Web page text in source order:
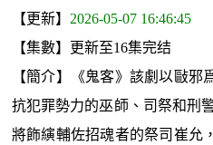
【更新】 2026-05-07 16:46:45
【集數】更新至16集完结
【簡介】《鬼客》該劇以敺
抗犯罪勢力的巫師、司祭和
將飾縯輔佐招魂者的祭司崔允